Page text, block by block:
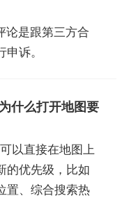
论是跟第三方合
诉。
什么打开地图要
以直接在地图上
的优先级，比如
置、综合搜索热